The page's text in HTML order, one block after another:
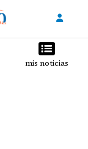
mis noticias